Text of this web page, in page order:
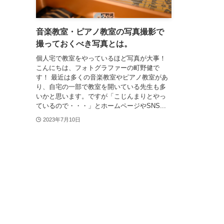
音楽教室・ピアノ教室の写真撮影で
撮っておくべき写真とは。
個人宅で教室をやっているほど写真が大事！
こんにちは、フォトグラファーの町野健で
す！ 最近は多くの音楽教室やピアノ教室があ
り、自宅の一部で教室を開いている先生も多
いかと思います。ですが「こじんまりとやっ
ているので・・・」とホームページやSNS...
2023年7月10日